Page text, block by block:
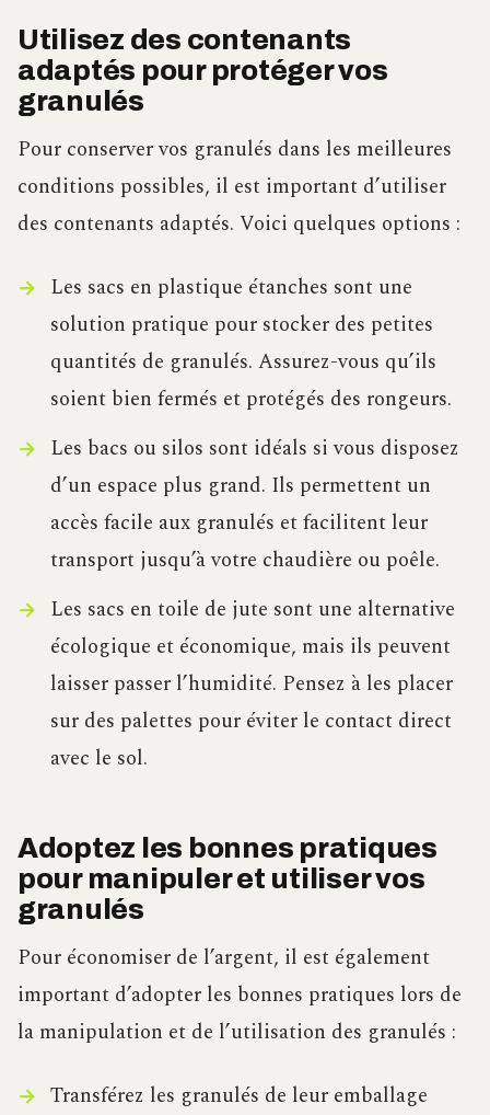
Utilisez des contenants
adaptés pour protéger vos
granulés
Pour conserver vos granulés dans les meilleures
conditions possibles, il est important d’utiliser
des contenants adaptés. Voici quelques options :
Les sacs en plastique étanches sont une
solution pratique pour stocker des petites
quantités de granulés. Assurez-vous qu’ils
soient bien fermés et protégés des rongeurs.
Les bacs ou silos sont idéals si vous disposez
d’un espace plus grand. Ils permettent un
accès facile aux granulés et facilitent leur
transport jusqu’à votre chaudière ou poêle.
Les sacs en toile de jute sont une alternative
écologique et économique, mais ils peuvent
laisser passer l’humidité. Pensez à les placer
sur des palettes pour éviter le contact direct
avec le sol.
Adoptez les bonnes pratiques
pour manipuler et utiliser vos
granulés
Pour économiser de l’argent, il est également
important d’adopter les bonnes pratiques lors de
la manipulation et de l’utilisation des granulés :
Transférez les granulés de leur emballage